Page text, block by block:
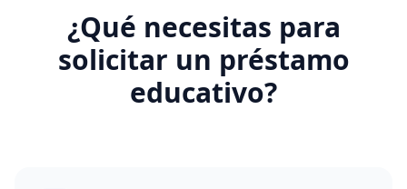
¿Qué necesitas para
solicitar un préstamo
educativo?